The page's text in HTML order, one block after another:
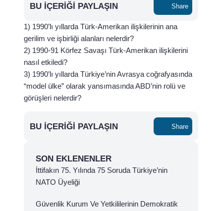
BU İÇERIĞI PAYLAŞIN Share
1) 1990’lı yıllarda Türk-Amerikan ilişkilerinin ana
gerilim ve işbirliği alanları nelerdir?
2) 1990-91 Körfez Savaşı Türk-Amerikan ilişkilerini
nasıl etkiledi?
3) 1990’lı yıllarda Türkiye’nin Avrasya coğrafyasında
“model ülke” olarak yansımasında ABD’nin rolü ve
görüşleri nelerdir?
BU İÇERIĞI PAYLAŞIN Share
SON EKLENENLER
İttifakın 75. Yılında 75 Soruda Türkiye’nin
NATO Üyeliği
Güvenlik Kurum Ve Yetkililerinin Demokratik